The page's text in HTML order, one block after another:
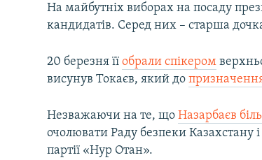
На майбутніх виборах на посаду
кандидатів. Серед них – старша
20 березня їїобрали спікером
висунув Токаєв, який до
Незважаючи на те, щоНазарбаєв
очолювати Раду безпеки Казахстану
партії «Нур Отан».